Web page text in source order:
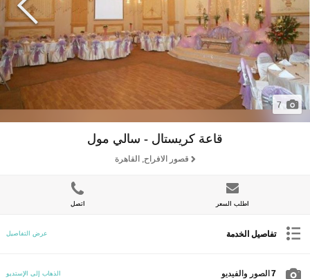
7
قاعة كريستال - سالي مول
قصور الافراح, القاهرة
اطلب السعر اتصل
تفاصيل الخدمة عرض التفاصيل
7 الصور والفيديو الذهاب إلى الإستديو